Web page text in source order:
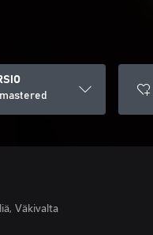
Väkivalta